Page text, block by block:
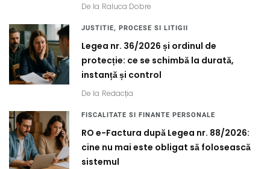
De la Raluca Dobre
JUSTITIE, PROCESE SI LITIGII
Legea nr. 36/2026 și ordinul de
protecție: ce se schimbă la durată,
instanță și control
De la Redacția
FISCALITATE SI FINANTE PERSONALE
RO e-Factura după Legea nr. 88/2026:
cine nu mai este obligat să folosească
sistemul